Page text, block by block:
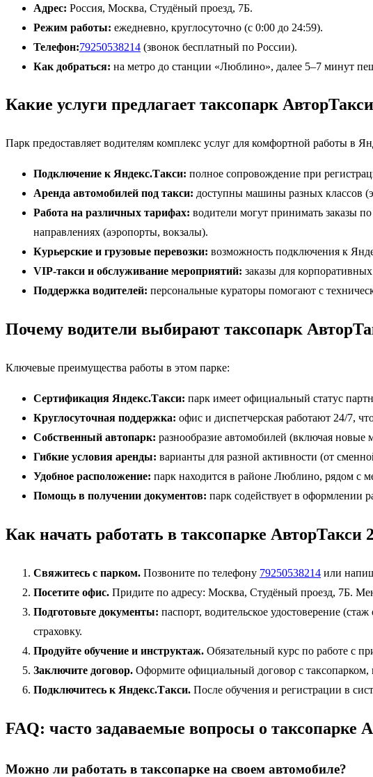
Адрес: Россия, Москва, Студёный проезд, 7Б.
Режим работы: ежедневно, круглосуточно (с 0:00 до 24:59).
Телефон:79250538214 (звонок бесплатный по России).
Как добраться: на метро до станции «Люблино», далее 5–7 минут
Какие услуги предлагает таксопарк
Парк предоставляет водителям комплекс услуг для комфортной работы в
Подключение к Яндекс.Такси: полное сопровождение при
Аренда автомобилей под такси: доступны машины разных классов
Работа на различных тарифах: водители могут принимать заказы
направлениях (аэропорты, вокзалы).
Курьерские и грузовые перевозки: возможность подключения к
VIP-такси и обслуживание мероприятий: заказы для
Поддержка водителей: персональные кураторы помогают с
Почему водители выбирают таксопарк
Ключевые преимущества работы в этом парке:
Сертификация Яндекс.Такси: парк имеет официальный статус
Круглосуточная поддержка: офис и диспетчерская работают 24/7,
Собственный автопарк: разнообразие автомобилей (включая
Гибкие условия аренды: варианты для разной активности (от
Удобное расположение: парк находится в районе Люблино, рядом с
Помощь в получении документов: парк содействует в оформлении
Как начать работать в таксопарке АвторТакси
Свяжитесь с парком. Позвоните по телефону 79250538214 или
Посетите офис. Придите по адресу: Москва, Студёный проезд, 7Б.
Подготовьте документы: паспорт, водительское удостоверение
страховку.
Продуйте обучение и инструктаж. Обязательный курс по работе с
Заключите договор. Оформите официальный договор с таксопарком,
Подключитесь к Яндекс.Такси. После обучения и регистрации в
FAQ: часто задаваемые вопросы о таксопарке
Можно ли работать в таксопарке на своем автомобиле?